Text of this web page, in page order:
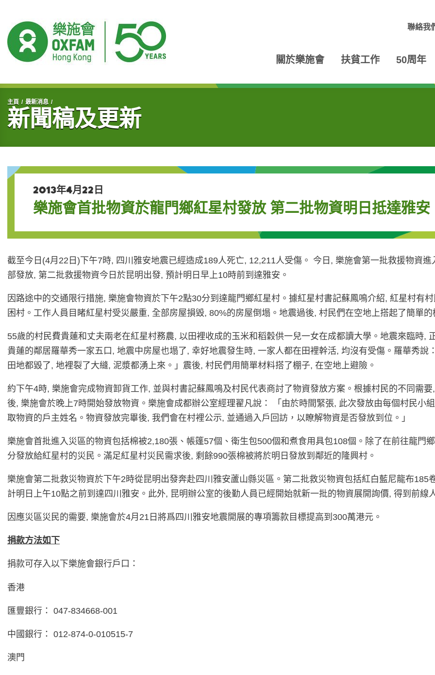
聯絡我
關於樂施會 扶貧工作 50周年
開始主要內容
主頁 最新消息
新聞稿及更新
2013年4月22日
樂施會首批物資於龍門鄉紅星村發放 第二批物資明日抵達雅安
截至今日(4月22日)下午7時, 四川雅安地震已經造成189人死亡, 12,211人受傷。 今日, 樂施會第一批救援物資
部發放, 第二批救援物資今日於昆明出發, 預計明日早上10時前到達雅安。
因路途中的交通限行措施, 樂施會物資於下午2點30分到達龍門鄉紅星村。據紅星村書記蘇鳳鳴介紹, 紅星村有
困村。工作人員目睹紅星村受災嚴重, 全部房屋損毀, 80%的房屋倒塌。地震過後, 村民們在空地上搭起了簡單
55歲的村民費貴蓮和丈夫兩老在紅星村務農, 以田裡收成的玉米和稻穀供一兒一女在成都讀大學。地震來臨時,
貴蓮的鄰居羅華秀一家五口, 地震中房屋也塌了, 幸好地震發生時, 一家人都在田裡幹活, 均沒有受傷。羅華秀
田地都毀了, 地裡裂了大縫, 泥漿都湧上來。」震後, 村民們用簡單材料搭了棚子, 在空地上避險。
約下午4時, 樂施會完成物資卸貨工作, 並與村書記蘇鳳鳴及村民代表商討了物資發放方案。根據村民的不同需
後, 樂施會於晚上7時開始發放物資。樂施會成都辦公室經理翟凡說： 「由於時間緊張, 此次發放由每個村民小
取物資的戶主姓名。物資發放完畢後, 我們會在村裡公示, 並通過入戶回訪，以瞭解物資是否發放到位。」
樂施會首批進入災區的物資包括棉被2,180張、帳篷57個、衛生包500個和煮食用具包108個。除了在前往龍門
分發放給紅星村的災民。滿足紅星村災民需求後, 剩餘990張棉被將於明日發放到鄰近的隆興村。
樂施會第二批救災物資於下午2時從昆明出發奔赴四川雅安蘆山縣災區。第二批救災物資包括紅白藍尼龍布
計明日上午10點之前到達四川雅安。此外, 昆明辦公室的後勤人員已經開始就新一批的物資展開詢價, 得到前線
因應災區災民的需要, 樂施會於4月21日將爲四川雅安地震開展的專項籌款目標提高到300萬港元。
捐款方法如下
捐款可存入以下樂施會銀行戶口：
香港
匯豐銀行： 047-834668-001
中國銀行： 012-874-0-010515-7
澳門